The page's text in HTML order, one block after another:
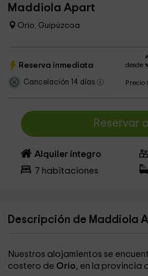
Maddiola Apart
Orio, Guipúzcoa
Reserva inmediata desde
Cancelación 14 días Precio
Reservar
Alquiler íntegro
7 habitaciones
Descripción de Maddiola
Nuestros alojamientos se
costero de Orio, en la provincia